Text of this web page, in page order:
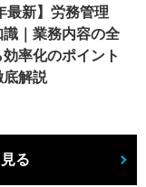
最新】労務管理
｜業務内容の全
率化のポイント
底解説
る